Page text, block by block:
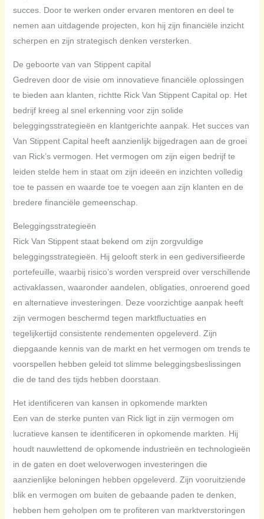
succes. Door te werken onder ervaren mentoren en deel te
nemen aan uitdagende projecten, kon hij zijn financiële inzicht
scherpen en zijn strategisch denken versterken.
De geboorte van van Stippent capital
Gedreven door de visie om innovatieve financiële oplossingen
te bieden aan klanten, richtte Rick Van Stippent Capital op. Het
bedrijf kreeg al snel erkenning voor zijn solide
beleggingsstrategieën en klantgerichte aanpak. Het succes van
Van Stippent Capital heeft aanzienlijk bijgedragen aan de groei
van Rick’s vermogen. Het vermogen om zijn eigen bedrijf te
leiden stelde hem in staat om zijn ideeën en inzichten volledig
toe te passen en waarde toe te voegen aan zijn klanten en de
bredere financiële gemeenschap.
Beleggingsstrategieën
Rick Van Stippent staat bekend om zijn zorgvuldige
beleggingsstrategieën. Hij gelooft sterk in een gediversifieerde
portefeuille, waarbij risico’s worden verspreid over verschillende
activaklassen, waaronder aandelen, obligaties, onroerend goed
en alternatieve investeringen. Deze voorzichtige aanpak heeft
zijn vermogen beschermd tegen marktfluctuaties en
tegelijkertijd consistente rendementen opgeleverd. Zijn
diepgaande kennis van de markt en het vermogen om trends te
voorspellen hebben geleid tot slimme beleggingsbeslissingen
die de tand des tijds hebben doorstaan.
Het identificeren van kansen in opkomende markten
Een van de sterke punten van Rick ligt in zijn vermogen om
lucratieve kansen te identificeren in opkomende markten. Hij
houdt nauwlettend de opkomende industrieën en technologieën
in de gaten en doet weloverwogen investeringen die
aanzienlijke beloningen hebben opgeleverd. Zijn vooruitziende
blik en vermogen om buiten de gebaande paden te denken,
hebben hem geholpen om te profiteren van marktverstoringen